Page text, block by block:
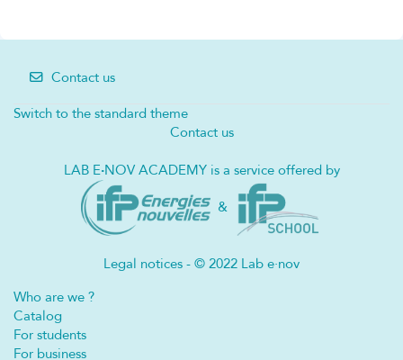
Contact us
Switch to the standard theme
Contact us
LAB E·NOV ACADEMY is a service offered by
&
Legal notices - © 2022 Lab e·nov
Who are we ?
Catalog
For students
For business